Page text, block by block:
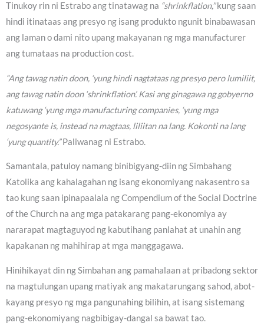
Tinukoy rin ni Estrabo ang tinatawag na “shrinkflation,”kung saan
hindi itinataas ang presyo ng isang produkto ngunit binabawasan
ang laman o dami nito upang makayanan ng mga manufacturer
ang tumataas na production cost.
“Ang tawag natin doon, ‘yung hindi nagtataas ng presyo pero lumiliit,
ang tawag natin doon ‘shrinkflation’. Kasi ang ginagawa ng gobyerno
katuwang ‘yung mga manufacturing companies, ‘yung mga
negosyante is, instead na magtaas, liliitan na lang. Kokonti na lang
‘yung quantity.”Paliwanag ni Estrabo.
Samantala, patuloy namang binibigyang-diin ng Simbahang
Katolika ang kahalagahan ng isang ekonomiyang nakasentro sa
tao kung saan ipinapaalala ng Compendium of the Social Doctrine
of the Church na ang mga patakarang pang-ekonomiya ay
nararapat magtaguyod ng kabutihang panlahat at unahin ang
kapakanan ng mahihirap at mga manggagawa.
Hinihikayat din ng Simbahan ang pamahalaan at pribadong sektor
na magtulungan upang matiyak ang makatarungang sahod, abot-
kayang presyo ng mga pangunahing bilihin, at isang sistemang
pang-ekonomiyang nagbibigay-dangal sa bawat tao.